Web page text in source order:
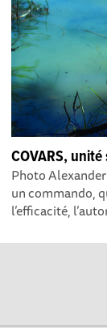
COVARS,
Photo
un commando,
l’efficacité,